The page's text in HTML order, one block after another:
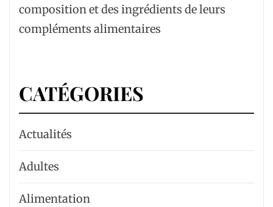
composition et des ingrédients de leurs
compléments alimentaires
CATÉGORIES
Actualités
Adultes
Alimentation